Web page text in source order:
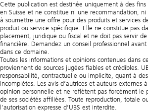
Cette publication est destinée uniquement à des fins
en Suisse et ne constitue ni une recommandation,
à soumettre une offre pour des produits et services
produit ou service spécifique. Elle ne constitue pas
placement, juridique ou fiscal et ne doit pas servir
financière. Demandez un conseil professionnel
dans ce domaine.
Toutes les informations et opinions contenues dans
proviennent de sources jugées fiables et crédibles.
responsabilité, contractuelle ou implicite, quant à
incomplètes. Les avis d’autrices et auteurs externes
opinion personnelle et ne reflètent pas forcément le
de ses sociétés affiliées. Toute reproduction, totale
l’autorisation expresse d’UBS est interdite.